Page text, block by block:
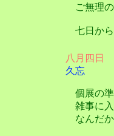
ご無理の
七日から
八月四日
久忘
個展の
雑事に入
なんだか